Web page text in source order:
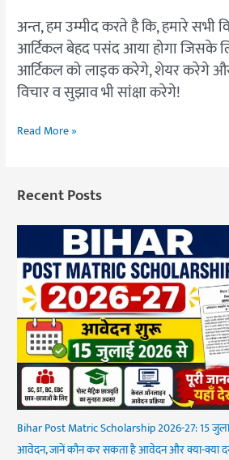
अन्त, हम उम्मीद करते है कि, हमारे सभी
आर्टिकल बेहद पसंद आया होगा जिसके
आर्टिकल को लाइक करेगे, शेयर करेगे
विचार व सुझाव भी सांक्षा करेगे!
Read More »
Recent Posts
Bihar Post Matric Scholarship 2026-27: 15
आवेदन, जानें कौन कर सकता है आवेदन और क्या-क्या